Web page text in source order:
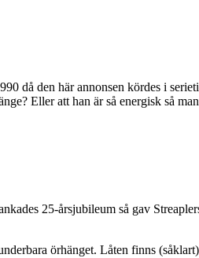
då den här annonsen kördes i
Eller att han är så energisk så
25-årsjubileum så gav
örhänget. Låten finns